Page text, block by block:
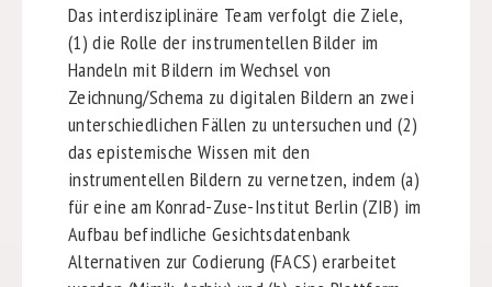
Das interdisziplinäre Team verfolgt die Ziele,
(1) die Rolle der instrumentellen Bilder im
Handeln mit Bildern im Wechsel von
Zeichnung/Schema zu digitalen Bildern an zwei
unterschiedlichen Fällen zu untersuchen und (2)
das epistemische Wissen mit den
instrumentellen Bildern zu vernetzen, indem (a)
für eine am Konrad-Zuse-Institut Berlin (ZIB) im
Aufbau befindliche Gesichtsdatenbank
Alternativen zur Codierung (FACS) erarbeitet